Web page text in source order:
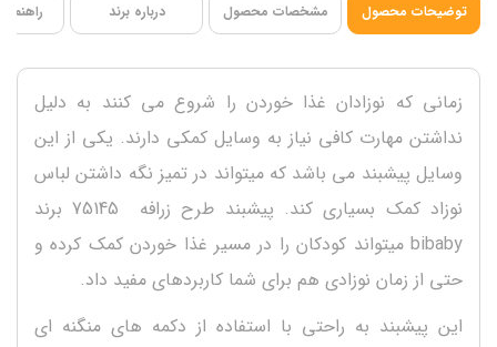
توضیحات محصول مشخصات محصول درباره برند
زمانی که نوزادان غذا خوردن را شروع می کنند به دلیل
نداشتن مهارت کافی نیاز به وسایل کمکی دارند. یکی از این
وسایل پیشبند می باشد که میتواند در تمیز نگه داشتن لباس
نوزاد کمک بسیاری کند. پیشبند طرح زرافه 75145 برند
bibaby میتواند کودکان را در مسیر غذا خوردن کمک کرده و
حتی از زمان نوزادی هم برای شما کاربردهای مفید داد.
این پیشبند به راحتی با استفاده از دکمه های منگنه ای